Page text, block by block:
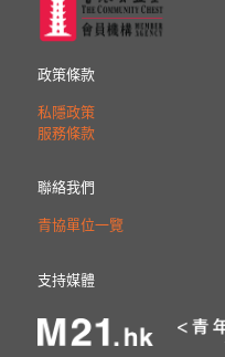
政策條款
私隱政策
服務條款
聯絡我們
青協單位一覽
支持媒體